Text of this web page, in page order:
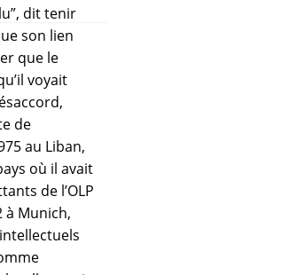
dit tenir
son lien
que le
voyait
de
au Liban,
où il avait
de l’OLP
Munich,